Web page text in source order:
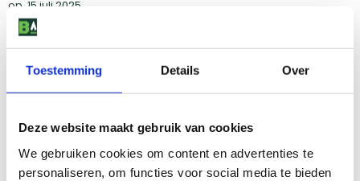
Toestemming Details Over
Deze website maakt gebruik van cookies
We gebruiken cookies om content en advertenties te
personaliseren, om functies voor social media te bieden
op 15 juli 2025
Ik heb de shop in Eindhoven bezocht met mijn vrouw en we zijn op
een zeer aangename manier ontvangen. Goed advies;
Top BBQ
Door Doortje
op21 mei 2024